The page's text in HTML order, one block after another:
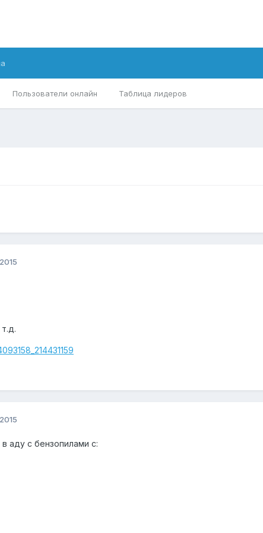
Пользователи онлайн Таблица лидеров
аду с бензопилами с: